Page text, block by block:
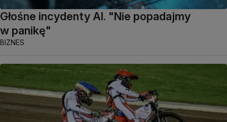
Głośne incydenty AI. "Nie popadajmy
w panikę"
BIZNES